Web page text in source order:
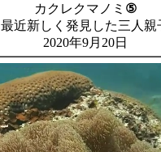
カクレクマノミ ⑤
最近新しく発見した三人親
2020年9月20日